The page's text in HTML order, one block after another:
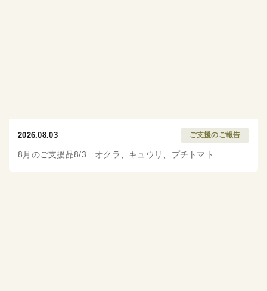
2026.08.03 ご支援のご報告
8月のご支援品8/3 オクラ、キュウリ、プチトマト